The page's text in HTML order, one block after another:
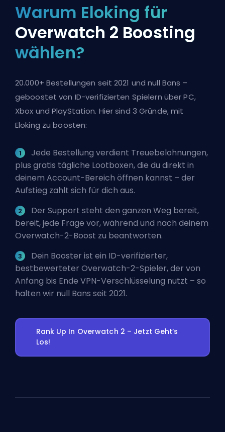
Warum Eloking für
Overwatch 2 Boosting
wählen?
20.000+ Bestellungen seit 2021 und null Bans –
geboostet von ID-verifizierten Spielern über PC,
Xbox und PlayStation. Hier sind 3 Gründe, mit
Eloking zu boosten:
Jede Bestellung verdient Treuebelohnungen,
plus gratis tägliche Lootboxen, die du direkt in
deinem Account-Bereich öffnen kannst – der
Aufstieg zahlt sich für dich aus.
Der Support steht den ganzen Weg bereit,
bereit, jede Frage vor, während und nach deinem
Overwatch-2-Boost zu beantworten.
Dein Booster ist ein ID-verifizierter,
bestbewerteter Overwatch-2-Spieler, der von
Anfang bis Ende VPN-Verschlüsselung nutzt – so
halten wir null Bans seit 2021.
Rank Up In Overwatch 2 – Jetzt Geht’s
Los!